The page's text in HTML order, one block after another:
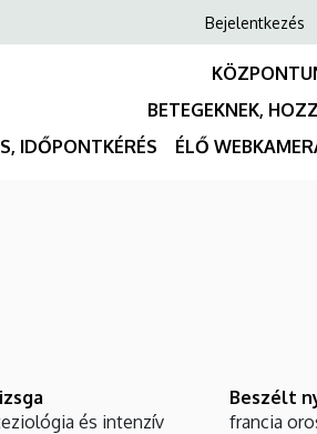
Anonim
fiók
menüje
Bejelentkezés
BETEGEKNEK,
IDŐPONTKÉRÉS
ÉLŐ
és intenzív
Beszélt
francia